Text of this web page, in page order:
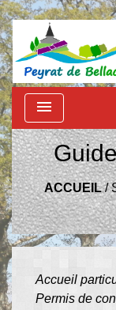
menu
ACCUEIL/
Accueil
Permis de